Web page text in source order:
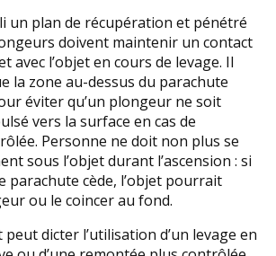
un plan de récupération et pénétré
doivent maintenir un contact
avec l’objet en cours de levage. Il
la zone au-dessus du parachute
éviter qu’un plongeur ne soit
vers la surface en cas de
Personne ne doit non plus se
sous l’objet durant l’ascension : si
parachute cède, l’objet pourrait
ou le coincer au fond.
peut dicter l’utilisation d’un levage en